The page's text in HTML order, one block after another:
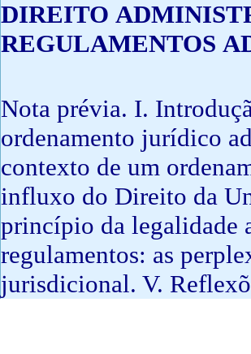
DIREITO
REGULAMENTOS
Nota prévia. I.
ordenamento jurídico
contexto de um
influxo do Direito da
princípio da legalidade
regulamentos: as
jurisdicional. V.